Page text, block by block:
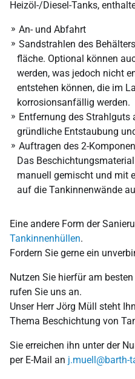
Heizöl-/Diesel-Tanks,
An- und Abfahrt
Sandstrahlen des
fläche. Optional können
werden, was jedoch nicht
entstehen können, die im
korrosions­anfällig werden.
Entfernung des Strahl­guts
gründliche Ent­staubung
Auftragen des 2-
Das
manuell gemischt und mit
auf die Tankinnen­wände
Eine andere Form der
Tank­innen­hüllen.
Fordern Sie gerne ein
Nutzen Sie hierfür am
rufen Sie uns an.
Unser Herr Jörg Müll steht
Thema Be­schichtung von
Sie erreichen ihn unter der
per E-Mail an j.muell@barth-